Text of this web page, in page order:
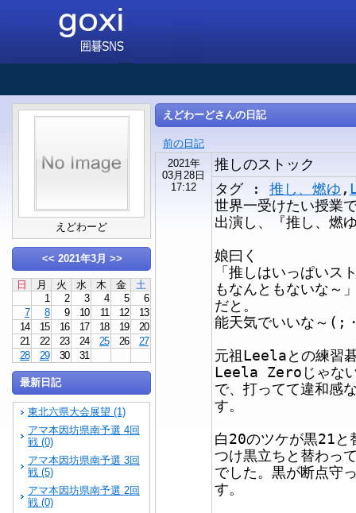
えどわーど
<< 2021年3月 >>
日 月 火 水 木 金
土
1
2 3 4 5
6
7
8 9 10 11 12
13
14
15 16 17 18 19
20
21
22 23 24 25 26
27
28
29 30 31
最新日記
東北六県大会展望 (1)
アマ本因坊県南予選 4回
戦 (0)
アマ本因坊県南予選 3回
戦 (5)
アマ本因坊県南予選 2回
戦 (0)
えどわーどさんの日記
前の日記
2021年
03月28日
17:12
推しのストック
タグ : 推し、燃ゆ ,
世界一受けたい授業
出演し、『推し、燃
娘曰く
「推しはいっぱいス
もなんともないな～
だと。
能天気でいいな～(;
元祖Leelaとの練習
Leela Zeroじゃな
で、打ってて違和感
す。
白20のツケが黒21と
つけ黒立ちと替わっ
でした。黒が断点守
す。